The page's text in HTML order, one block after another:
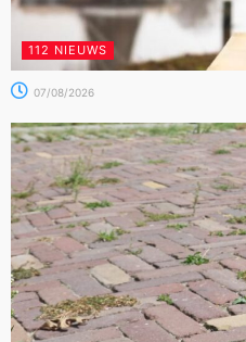
112 NIEUWS
07/08/2026